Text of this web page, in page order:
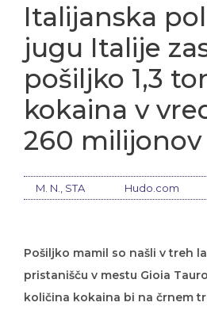
Italijanska
jugu Italije
pošiljko 1,3
kokaina v
260 milijonov
M. N., STA Hudo.com
Pošiljko mamil so našli v treh
pristanišču v mestu Gioia
količina kokaina bi na črnem